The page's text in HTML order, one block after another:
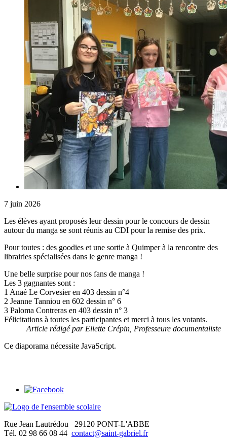
7 juin 2026
Les élèves ayant proposés leur dessin pour le concours de dessin
autour du manga se sont réunis au CDI pour la remise des prix.
Pour toutes : des goodies et une sortie à Quimper à la rencontre des
librairies spécialisées dans le genre manga !
Une belle surprise pour nos fans de manga !
Les 3 gagnantes sont :
1 Anaé Le Corvesier en 403 dessin n°4
2 Jeanne Tanniou en 602 dessin n° 6
3 Paloma Contreras en 403 dessin n° 3
Félicitations à toutes les participantes et merci à tous les votants.
Article rédigé par Eliette Crépin, Professeure documentaliste
Ce diaporama nécessite JavaScript.
Rue Jean Lautrédou
29120 PONT-L'ABBE
Tél. 02 98 66 08 44 contact@saint-gabriel.fr